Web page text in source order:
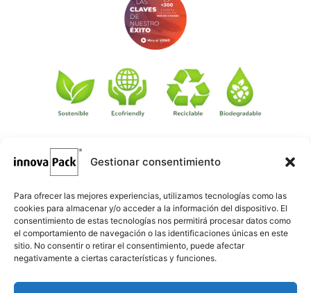
Gestionar consentimiento
Para ofrecer las mejores experiencias, utilizamos tecnologías como las
cookies para almacenar y/o acceder a la información del dispositivo. El
consentimiento de estas tecnologías nos permitirá procesar datos como
el comportamiento de navegación o las identificaciones únicas en este
sitio. No consentir o retirar el consentimiento, puede afectar
negativamente a ciertas características y funciones.
©·Créditos: Redacción: Innovapack · Diseño e implementación
web: Manel Caparrós · Servidores y publicación:
Contenido blog: conten.blog